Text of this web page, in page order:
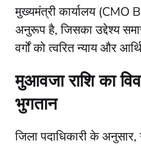
मुख्यमंत्री कार्यालय (CMO
अनुरूप है, जिसका उद्देश्य
वर्गों को त्वरित न्याय और
मुआवजा राशि का
भुगतान
​जिला पदाधिकारी के अनुसार,